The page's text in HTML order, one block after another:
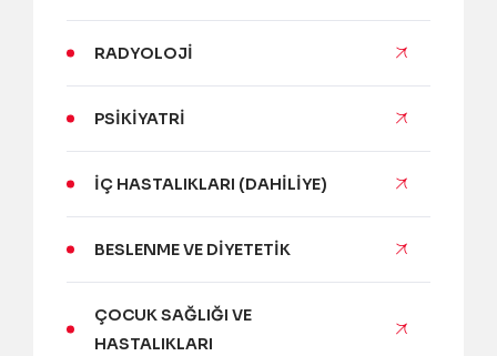
RADYOLOJI
PSIKIYATRI
İÇ HASTALIKLARI (DAHILIYE)
BESLENME VE DIYETETIK
ÇOCUK SAĞLIĞI VE
HASTALIKLARI